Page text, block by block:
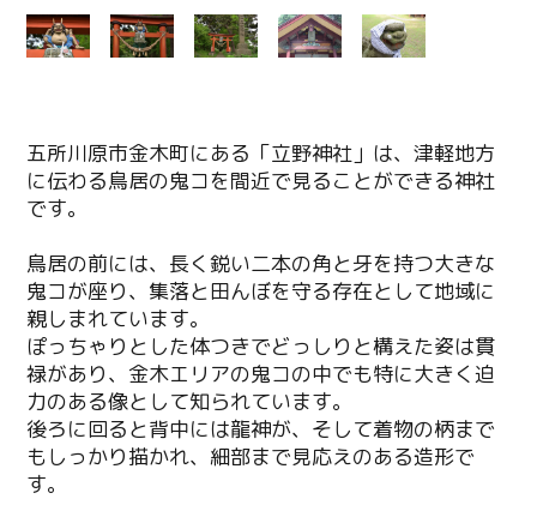
五所川原市金木町にある「立野神社」は、津軽地方
に伝わる鳥居の鬼コを間近で見ることができる神社
です。
鳥居の前には、長く鋭い二本の角と牙を持つ大きな
鬼コが座り、集落と田んぼを守る存在として地域に
親しまれています。
ぽっちゃりとした体つきでどっしりと構えた姿は貫
禄があり、金木エリアの鬼コの中でも特に大きく迫
力のある像として知られています。
後ろに回ると背中には龍神が、そして着物の柄まで
もしっかり描かれ、細部まで見応えのある造形で
す。